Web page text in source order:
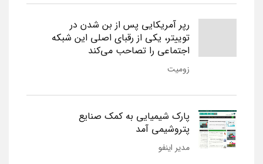
رپر آمریکایی پس از بن شدن در
توییتر، یکی از رقبای اصلی این شبکه
اجتماعی را تصاحب می‌کند
زومیت
پارک شیمیایی به کمک صنایع
پتروشیمی آمد
مدیر اینفو